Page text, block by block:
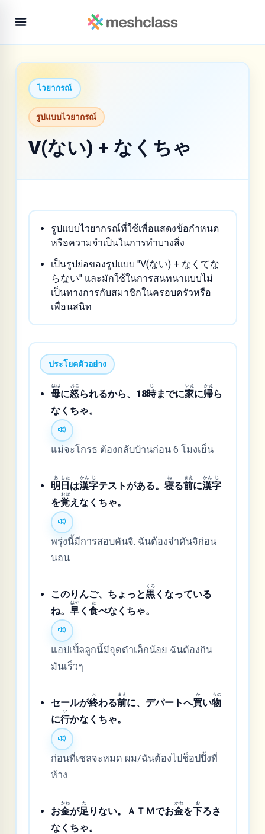
ไวยากรณ์
รูปแบบไวยากรณ์
V(ない) + なくちゃ
รูปแบบไวยากรณ์ที่ใช้เพื่อแสดงข้อกำหนด
หรือความจำเป็นในการทำบางสิ่ง
เป็นรูปย่อของรูปแบบ "V(ない) + なくてな
らない" และมักใช้ในการสนทนาแบบไม่
เป็นทางการกับสมาชิกในครอบครัวหรือ
เพื่อนสนิท
ประโยคตัวอย่าง
母
はは
に怒
おこ
られるから、18時
じ
までに家
いえ
に帰
かえ
ら
なくちゃ。
แม่จะโกรธ ต้องกลับบ้านก่อน 6 โมงเย็น
明
あ
日
した
は漢
かん
字
じ
テストがある。寝
ね
る前
まえ
に漢
かん
字
じ
を覚
おぼ
えなくちゃ。
พรุ่งนี้มีการสอบคันจิ. ฉันต้องจำคันจิก่อน
นอน
このりんご、ちょっと黒
くろ
くなっている
ね。早
はや
く食
た
べなくちゃ。
แอปเปิ้ลลูกนี้มีจุดดำเล็กน้อย ฉันต้องกิน
มันเร็วๆ
セールが終
お
わる前
まえ
に、デパートへ買
か
い物
もの
に行
い
かなくちゃ。
ก่อนที่เซลจะหมด ผม/ฉันต้องไปช็อปปิ้งที่
ห้าง
お金
かね
が足
た
りない。ＡＴＭでお金
かね
を下
お
ろさ
なくちゃ。